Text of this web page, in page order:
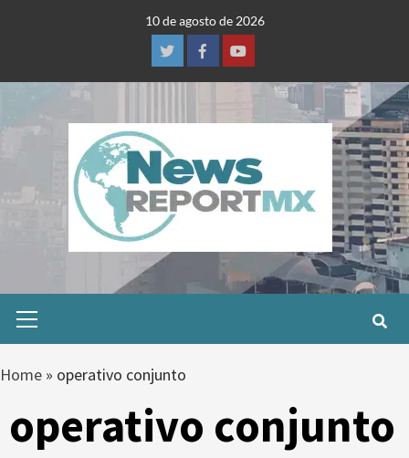
10 de agosto de 2026
TwitterFacebookYoutube
Menu
Home » operativo conjunto
operativo conjunto